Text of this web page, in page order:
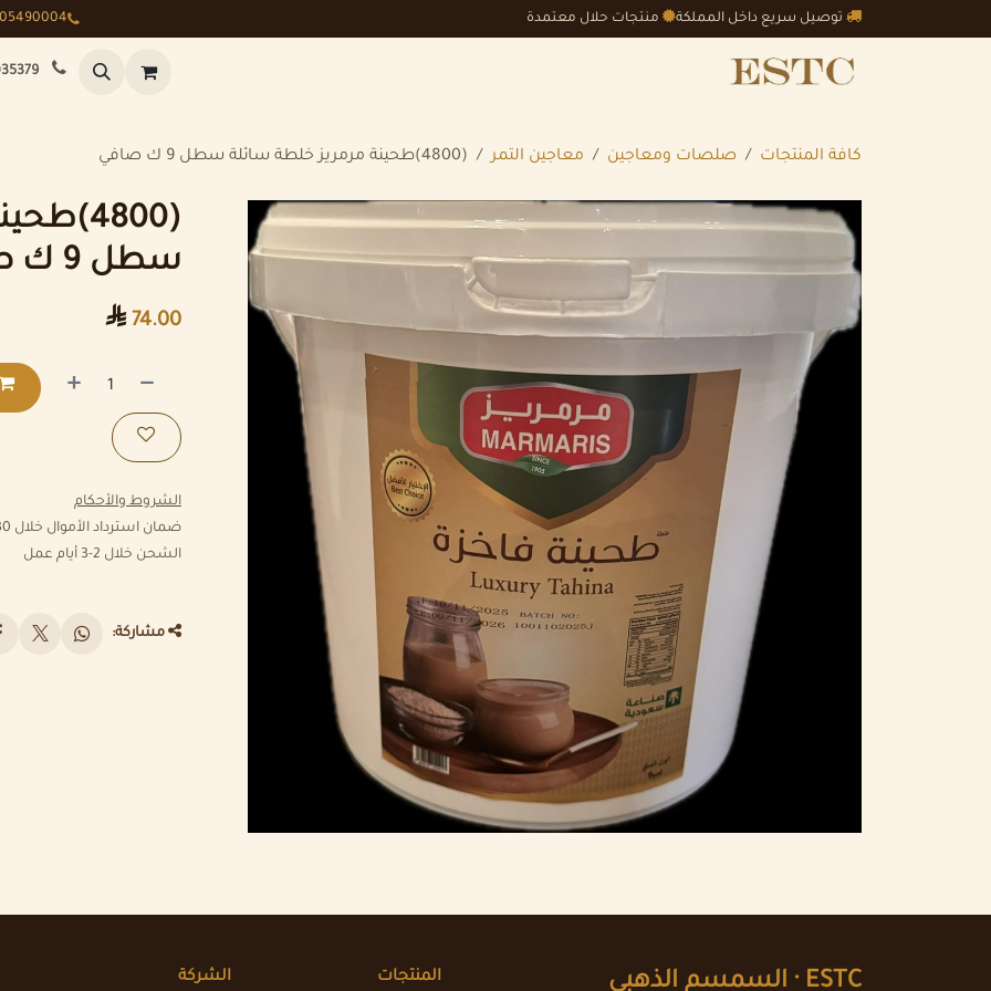
تخطي للذهاب إلى المحتوىتوصيل سريع داخل المملكة منتجات حلال معتمدة
الإستثمار اتصل بنا
كافة المنتجات صلصات ومعاجين معاجين التمر (4800)طحينة مرمريز خلطة سائلة سطل 9 ك صافي
سطل 9 ك صافي
74.00

الشروط والأحكام
ضمان استرداد الأموال خلال 30 يوم
الشحن خلال 2-3 أيام عمل
مشاركة:
ESTC · السمسم الذهبي المنتجات الشركة